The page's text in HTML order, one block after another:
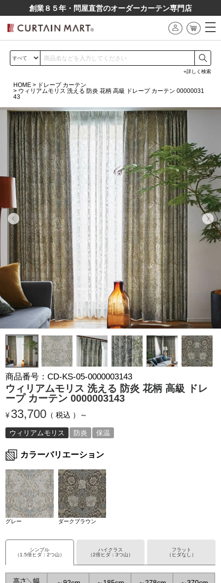
創業８５年・問屋直営のオーダーカーテン専⾨店
詳しく検索
HOME
ドレープ カーテン
ウィリアムモリス 洗える 防炎 花柄 高級 ドレープ カーテン 00000031
43
商品番号 CD-KS-05-0000003143
ウィリアムモリス 洗える 防炎 花柄 高級 ドレ
ープ カーテン 0000003143
¥ 33,700 税込
ウィリアムモリス 防炎 保温
カラーバリエーション
グレー ダークブラウン
シンプル
（1.5倍ヒダ：2つ山）
ハイクラス
（2倍ヒダ：3つ山）
フラット
（ヒダなし）